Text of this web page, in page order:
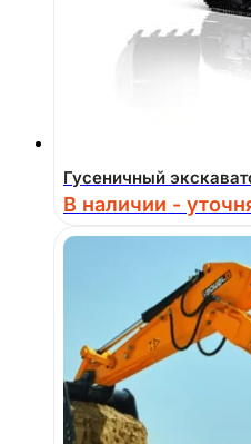
Гусеничный
В наличии -